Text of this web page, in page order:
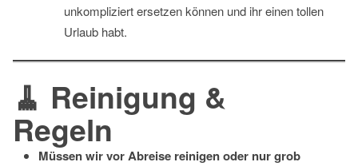
unkompliziert ersetzen können und ihr einen tollen
Urlaub habt.
🧹 Reinigung &
Regeln
Müssen wir vor Abreise reinigen oder nur grob